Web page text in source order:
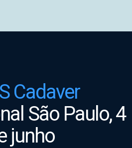
Cadaver
São Paulo,4
junho